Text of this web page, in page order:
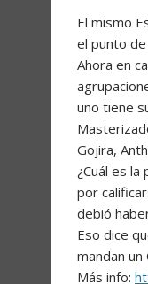
El mismo
el punto
Ahora en
uno tiene
Gojira,
¿Cuál es
por
debió
Eso dice
mandan
Más info: